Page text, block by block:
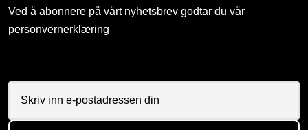
Ved å abonnere på vårt nyhetsbrev godtar du vår
personvernerklæring